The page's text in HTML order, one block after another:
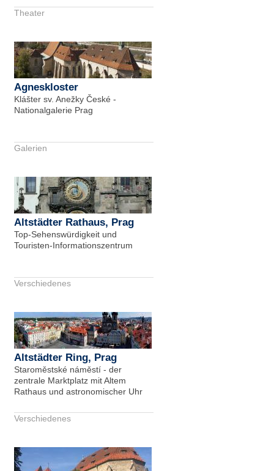
Theater
Agneskloster
Klášter sv. Anežky České -
Nationalgalerie Prag
Galerien
Altstädter Rathaus, Prag
Top-Sehenswürdigkeit und
Touristen-Informationszentrum
Verschiedenes
Altstädter Ring, Prag
Staroměstské náměstí - der
zentrale Marktplatz mit Altem
Rathaus und astronomischer Uhr
Verschiedenes